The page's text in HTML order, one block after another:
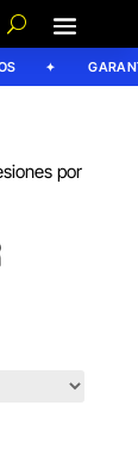
por